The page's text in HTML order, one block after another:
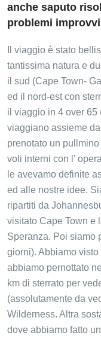
anche saputo
problemi
Il viaggio è stato
tantissima natura e
il sud (Cape Town-
ed il nord-est con
il viaggio in 4 over
viaggiano assieme
prenotato un
voli interni con l'
le avevamo definite
ed alle nostre idee.
ripartiti da
visitato Cape Town e
Speranza. Poi siamo
giorni). Abbiamo
abbiamo pernottato
km di sterrato per
(assolutamente da
Wilderness. Altra
dove abbiamo fatto